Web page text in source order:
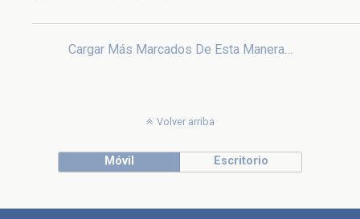
Cargar Más Marcados De Esta Manera…
Volver arriba
Móvil Escritorio